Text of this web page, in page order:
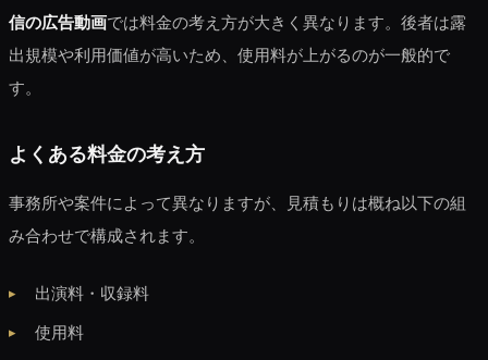
信の広告動画では料金の考え方が大きく異なります。後者は露
出規模や利用価値が高いため、使用料が上がるのが一般的で
す。
よくある料金の考え方
事務所や案件によって異なりますが、見積もりは概ね以下の組
み合わせで構成されます。
出演料・収録料
使用料